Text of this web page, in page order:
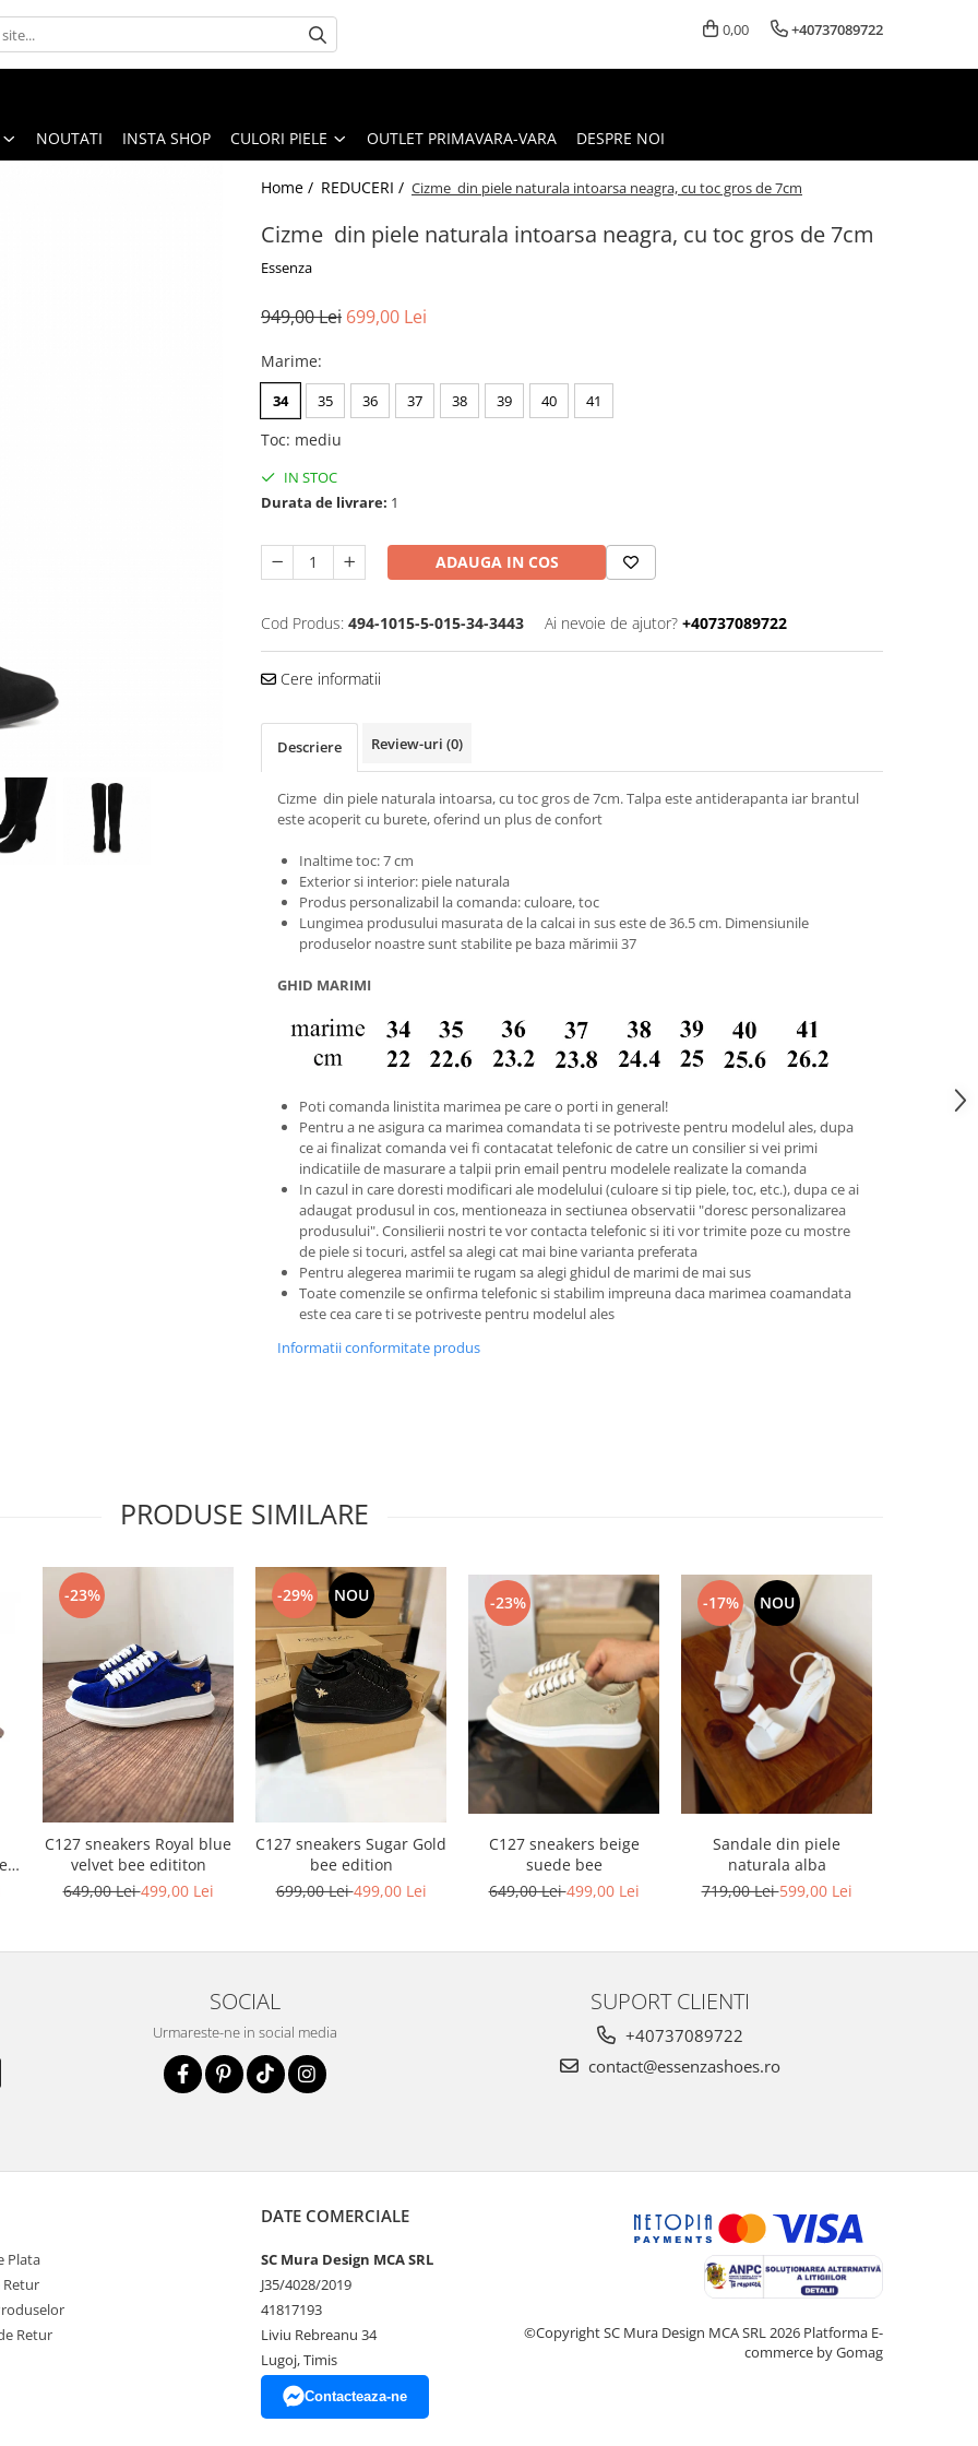
0,00 +40737089722
NOUTATI INSTA SHOP CULORI PIELE OUTLET PRIMAVARA-VARA DESPRE NOI
Home / REDUCERI / Cizme din piele naturala intoarsa neagra, cu toc gros de 7cm
Cizme din piele naturala intoarsa neagra, cu toc gros de 7cm
Essenza
949,00 Lei 699,00 Lei
Marime:
34 35 36 37 38 39 40 41
Toc: mediu
IN STOC
Durata de livrare: 1
ADAUGA IN COS
Cod Produs: 494-1015-5-015-34-3443 Ai nevoie de ajutor? +40737089722
Cere informatii
Descriere Review-uri (0)
Cizme din piele naturala intoarsa, cu toc gros de 7cm. Talpa este antiderapanta iar brantul
este acoperit cu burete, oferind un plus de confort
Inaltime toc: 7 cm
Exterior si interior: piele naturala
Produs personalizabil la comanda: culoare, toc
Lungimea produsului masurata de la calcai in sus este de 36.5 cm. Dimensiunile
produselor noastre sunt stabilite pe baza mărimii 37
GHID MARIMI
Poti comanda linistita marimea pe care o porti in general!
Pentru a ne asigura ca marimea comandata ti se potriveste pentru modelul ales, dupa
ce ai finalizat comanda vei fi contacatat telefonic de catre un consilier si vei primi
indicatiile de masurare a talpii prin email pentru modelele realizate la comanda
In cazul in care doresti modificari ale modelului (culoare si tip piele, toc, etc.), dupa ce ai
adaugat produsul in cos, mentioneaza in sectiunea observatii "doresc personalizarea
produsului". Consilierii nostri te vor contacta telefonic si iti vor trimite poze cu mostre
de piele si tocuri, astfel sa alegi cat mai bine varianta preferata
Pentru alegerea marimii te rugam sa alegi ghidul de marimi de mai sus
Toate comenzile se onfirma telefonic si stabilim impreuna daca marimea coamandata
este cea care ti se potriveste pentru modelul ales
Informatii conformitate produs
PRODUSE SIMILARE
-23%
C127 sneakers Royal blue
velvet bee edititon
649,00 Lei499,00 Lei
-29% NOU
C127 sneakers Sugar Gold
bee edition
699,00 Lei499,00 Lei
-23%
C127 sneakers beige
suede bee
649,00 Lei499,00 Lei
-17% NOU
Sandale din piele
naturala alba
719,00 Lei599,00 Lei
SOCIAL
Urmareste-ne in social media
SUPORT CLIENTI
+40737089722
contact@essenzashoes.ro
Plata
Retur
Retur
DATE COMERCIALE
SC Mura Design MCA SRL
J35/4028/2019
41817193
Liviu Rebreanu 34
Lugoj, Timis
Contacteaza-ne
©Copyright SC Mura Design MCA SRL 2026 Platforma E-
commerce by Gomag